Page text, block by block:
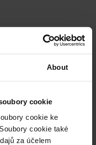
About
cookie
cookie ke
cookie také
za účelem